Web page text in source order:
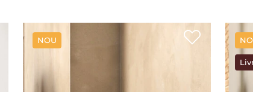
NOU